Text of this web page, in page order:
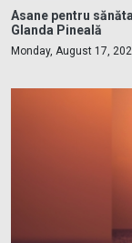
Asane pentru
Glanda Pineală
Monday, August 17,